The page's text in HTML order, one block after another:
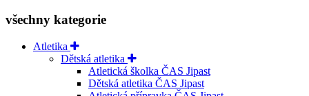
všechny kategorie
Atletika
Dětská atletika
Atletická školka ČAS Jipast
Dětská atletika ČAS Jipast